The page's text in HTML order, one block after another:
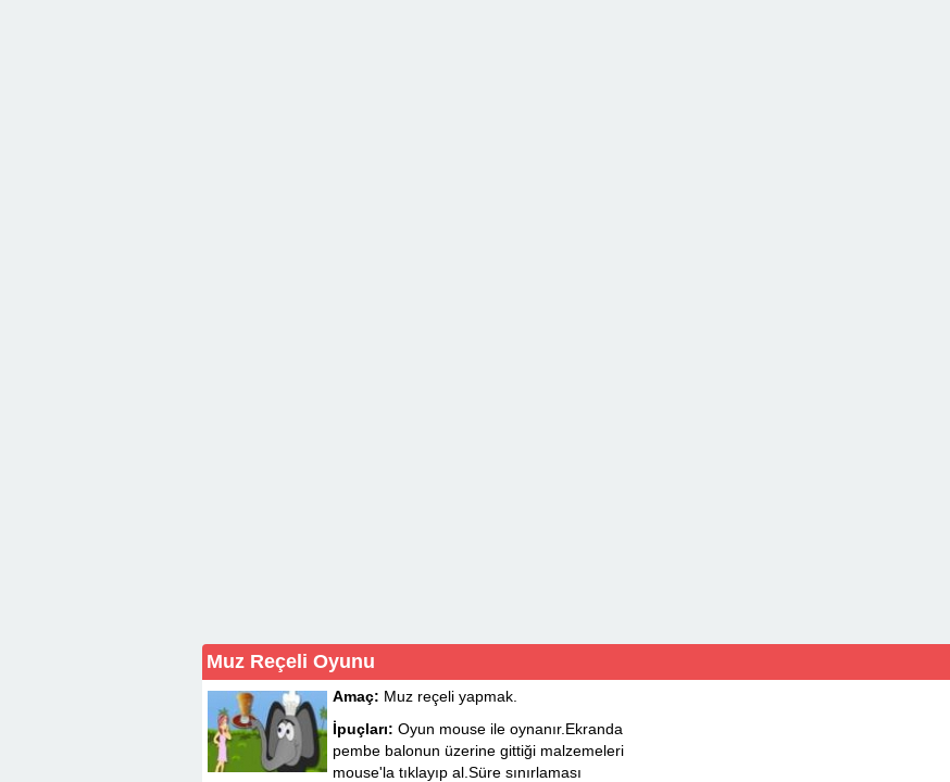
Muz Reçeli Oyunu
Amaç: Muz reçeli yapmak.
İpuçları: Oyun mouse ile oynanır.Ekranda
pembe balonun üzerine gittiği malzemeleri
mouse'la tıklayıp al.Süre sınırlaması